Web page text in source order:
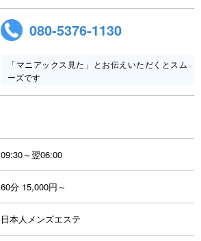
080-5376-1130
「マニアックス見た」とお伝えいただくとスム
ーズです
09:30～翌06:00
60分 15,000円～
日本人メンズエステ